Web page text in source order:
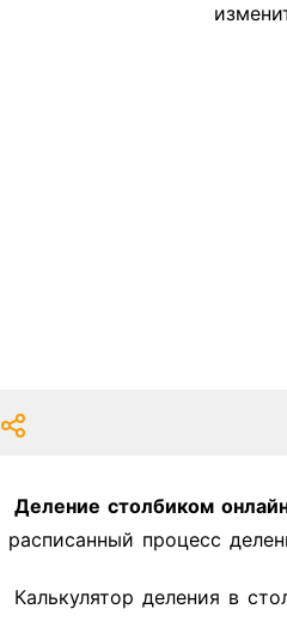
Деление столбиком
расписанный процесс
Калькулятор деления в